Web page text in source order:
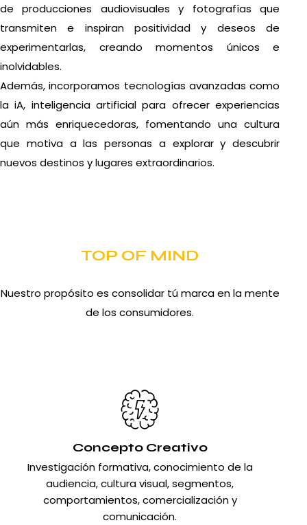
de producciones audiovisuales y fotografías que
transmiten e inspiran positividad y deseos de
experimentarlas, creando momentos únicos e
inolvidables.
Además, incorporamos tecnologías avanzadas como
la iA, inteligencia artificial para ofrecer experiencias
aún más enriquecedoras, fomentando una cultura
que motiva a las personas a explorar y descubrir
nuevos destinos y lugares extraordinarios.
TOP OF MIND
Nuestro propósito es consolidar tú marca en la mente
de los consumidores.
Concepto Creativo
Investigación formativa, conocimiento de la
audiencia, cultura visual, segmentos,
comportamientos, comercialización y
comunicación.